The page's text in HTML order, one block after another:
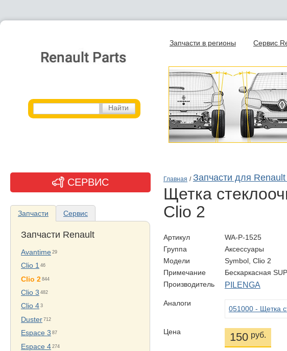
Запчасти в регионы Сервис
Главная / Запчасти для
щетка стеклоочистителя, 1 шт для Renault
Clio 2
Артикул
WA-P-1525
Группа
Аксессуары
Модели
Symbol, Clio 2
Примечание
Бескаркасная
Производитель
PILENGA
Аналоги
051000 - Щетка
Цена 150 руб.
СЕРВИС
Запчасти Сервис
Запчасти Renault
Avantime 29
Clio 1 46
Clio 2 844
Clio 3 482
Clio 4 3
Duster 712
Espace 3 87
Espace 4 274